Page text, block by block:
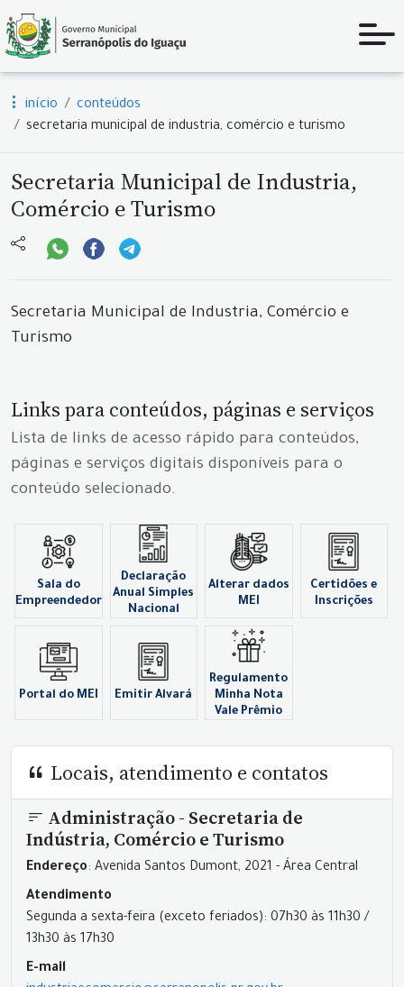
início
conteúdos
secretaria municipal de industria, comércio e turismo
Secretaria Municipal de Industria,
Comércio e Turismo
Secretaria Municipal de Industria, Comércio e
Turismo
Links para conteúdos, páginas e serviços
Lista de links de acesso rápido para conteúdos,
páginas e serviços digitais disponíveis para o
conteúdo selecionado.
Sala do
Empreendedor
Declaração
Anual Simples
Nacional
Alterar dados
MEI
Certidões e
Inscrições
Portal do MEI Emitir Alvará
Regulamento
Minha Nota
Vale Prêmio
Locais, atendimento e contatos
Administração - Secretaria de
Indústria, Comércio e Turismo
Endereço: Avenida Santos Dumont, 2021 - Área Central
Atendimento
Segunda a sexta-feira (exceto feriados): 07h30 às 11h30 /
13h30 às 17h30
E-mail